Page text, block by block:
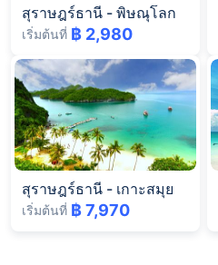
สุราษฎร์ธานี - พิษณุโลก
เริ่มต้นที่ ฿ 2,980
สุราษฎร์ธานี - เกาะสมุย
เริ่มต้นที่ ฿ 7,970